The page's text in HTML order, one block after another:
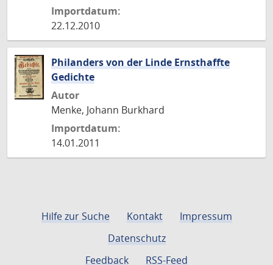
Importdatum:
22.12.2010
Philanders von der Linde Ernsthaffte
Gedichte
Autor
Menke, Johann Burkhard
Importdatum:
14.01.2011
Hilfe zur Suche Kontakt
Impressum
Datenschutz
Feedback
RSS-Feed